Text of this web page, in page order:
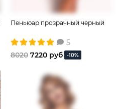
Пеньюар прозрачный черный
5
8020 7220 руб -10%